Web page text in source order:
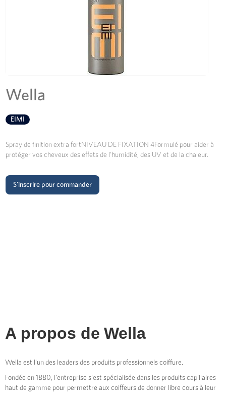
Wella
EIMI
Spray de finition extra fortNIVEAU DE FIXATION 4Formulé pour aider à
protéger vos cheveux des effets de l'humidité, des UV et de la chaleur.
S'inscrire pour commander
A propos de Wella
Wella est l'un des leaders des produits professionnels coiffure.
Fondée en 1880, l'entreprise s'est spécialisée dans les produits capillaires
haut de gamme pour permettre aux coiffeurs de donner libre cours à leur